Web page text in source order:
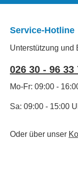
Service-Hotline
Unterstützung und
026 30 - 96 33
Mo-Fr: 09:00 -
Sa: 09:00 - 15:00
Oder über unser